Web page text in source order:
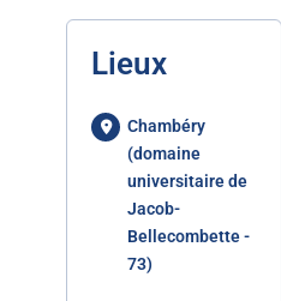
Lieux
Chambéry
(domaine
universitaire de
Jacob-
Bellecombette -
73)